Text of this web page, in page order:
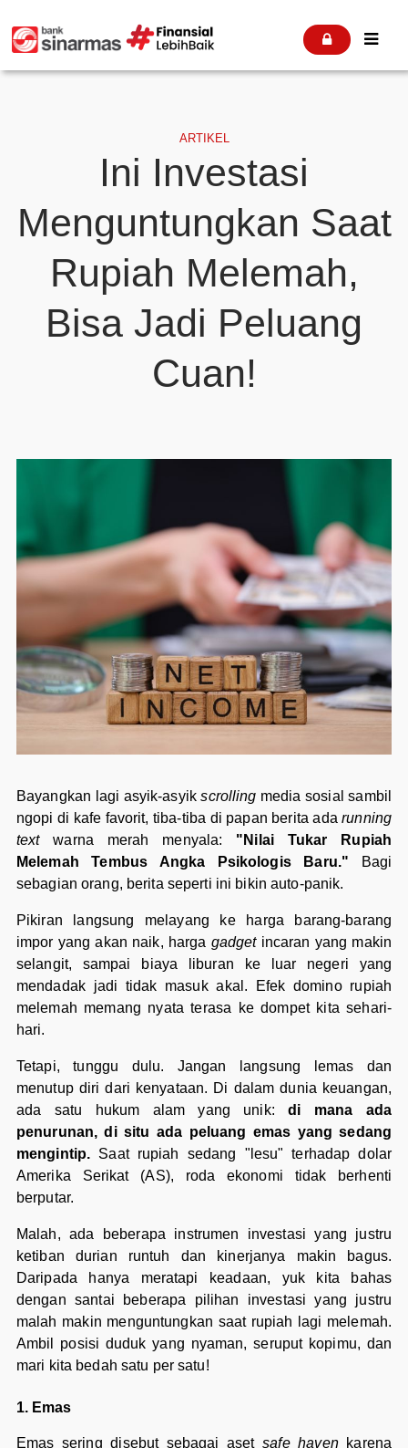
 
ARTIKEL
Ini Investasi
Menguntungkan Saat
Rupiah Melemah,
Bisa Jadi Peluang
Cuan!
Bayangkan lagi asyik-asyikscrolling media sosial sambil
ngopi di kafe favorit, tiba-tiba di papan berita adarunning
textwarna merah menyala: "Nilai Tukar Rupiah
Melemah Tembus Angka Psikologis Baru." Bagi
sebagian orang, berita seperti ini bikin auto-panik.
Pikiran langsung melayang ke harga barang-barang
impor yang akan naik, harga gadgetincaran yang makin
selangit, sampai biaya liburan ke luar negeri yang
mendadak jadi tidak masuk akal. Efek domino rupiah
melemah memang nyata terasa ke dompet kita sehari-
hari.
Tetapi, tunggu dulu. Jangan langsung lemas dan
menutup diri dari kenyataan. Di dalam dunia keuangan,
ada satu hukum alam yang unik:di mana ada
penurunan, di situ ada peluang emas yang sedang
mengintip. Saat rupiah sedang "lesu" terhadap dolar
Amerika Serikat (AS), roda ekonomi tidak berhenti
berputar.
Malah, ada beberapa instrumen investasi yang justru
ketiban durian runtuh dan kinerjanya makin bagus.
Daripada hanya meratapi keadaan, yuk kita bahas
dengan santai beberapa pilihan investasi yang justru
malah makin menguntungkan saat rupiah lagi melemah.
Ambil posisi duduk yang nyaman, seruput kopimu, dan
mari kita bedah satu per satu!
1. Emas
Emas sering disebut sebagai asetsafe havenkarena